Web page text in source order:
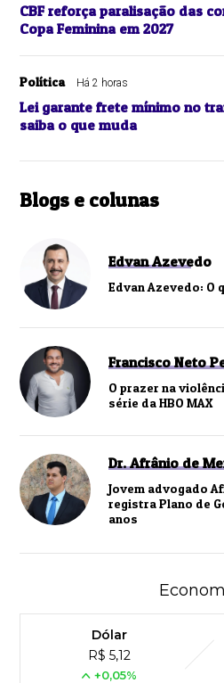
CBF reforça paralisação das
Copa Feminina em 2027
Política Há 2 horas
Lei garante frete mínimo no
saiba o que muda
Blogs e colunas
Edvan Azevedo
Edvan Azevedo: O
Francisco Neto
O prazer na
série da HBO MAX
Dr. Afrânio de
Jovem advogado
registra Plano de
anos
Dólar
R$ 5,12
+0,05%